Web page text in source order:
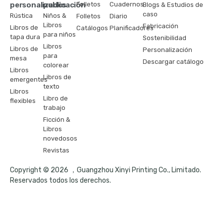
personalizados
Rústica
Libros de
tapa dura
Libros de
mesa
Libros
emergentes
Libros
flexibles
publicación
Niños &
Libros
para niños
Libros
para
colorear
Libros de
texto
Libro de
trabajo
Ficción &
Libros
novedosos
Revistas
Folletos
Folletos
Catálogos
Cuadernos
Diario
Planificadores
Blogs & Estudios de
caso
Fabricación
Sostenibilidad
Personalización
Descargar catálogo
Copyright © 2026 ，Guangzhou Xinyi Printing Co., Limitado.
Reservados todos los derechos.